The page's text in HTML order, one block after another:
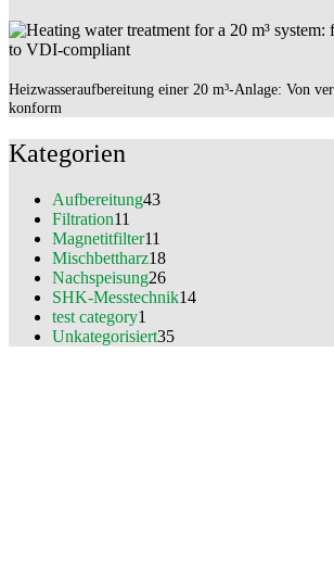
Heizwasseraufbereitung einer 20 m³-Anlage: Von
konform
Kategorien
Aufbereitung43
Filtration11
Magnetitfilter11
Mischbettharz18
Nachspeisung26
SHK-Messtechnik14
test category1
Unkategorisiert35